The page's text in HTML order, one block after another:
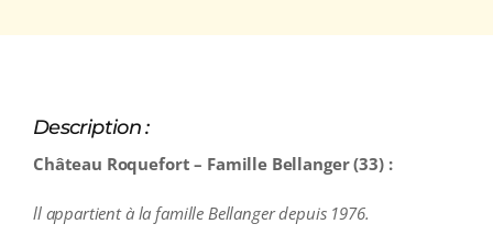
Description :
Château Roquefort – Famille Bellanger (33) :
ll appartient à la famille Bellanger depuis 1976.